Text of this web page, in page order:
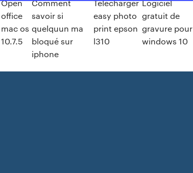
Open
office
mac os
10.7.5
Comment
savoir si
quelquun ma
bloqué sur
iphone
Télécharger
easy photo
print epson
l310
Logiciel
gratuit de
gravure pour
windows 10